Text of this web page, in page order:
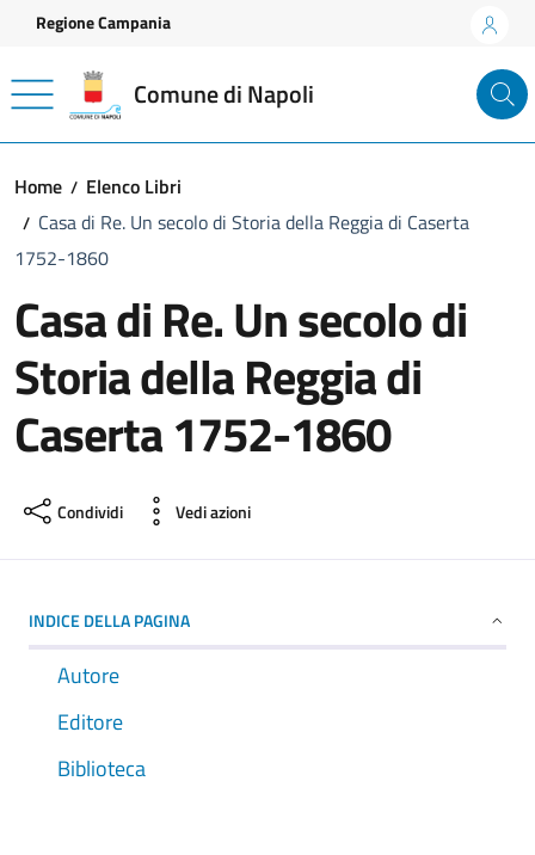
Vai ai contenuti
Vai al footer
Regione Campania
Comune di Napoli
Home
Elenco Libri
Casa di Re. Un secolo di Storia della Reggia di Caserta
1752-1860
Casa di Re. Un secolo di
Storia della Reggia di
Caserta 1752-1860
Condividi Vedi azioni
INDICE DELLA PAGINA
Autore
Editore
Biblioteca